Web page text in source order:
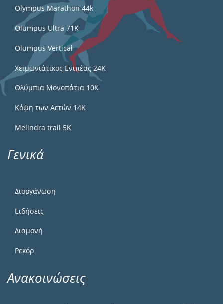
Olympus Marathon 44k
Olumpus Ultra 71K
Olumpus Vertical
Χειμωνιάτικος Ενιπέας 24Κ
Ολύμπια Μονοπάτια 10Κ
Κόψη των Αετών 14Κ
Melindra trail 5Κ
Γενικά
Διοργάνωση
Ειδήσεις
Διαμονή
Ρεκόρ
Ανακοινώσεις